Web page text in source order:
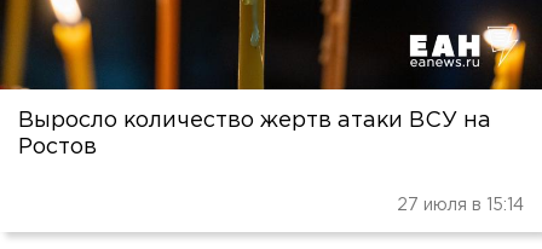
Выросло количество жертв атаки ВСУ на
Ростов
27 июля в 15:14